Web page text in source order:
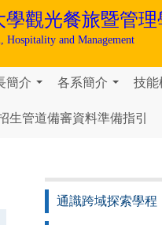
學觀光餐旅暨管理
Hospitality and Management
簡介 各系簡介 技能
生管道備審資料準備指引
通識跨域探索學程